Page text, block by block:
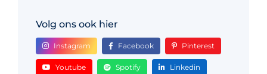
Volg ons ook hier
Instagram Facebook Pinterest
Youtube Spotify Linkedin